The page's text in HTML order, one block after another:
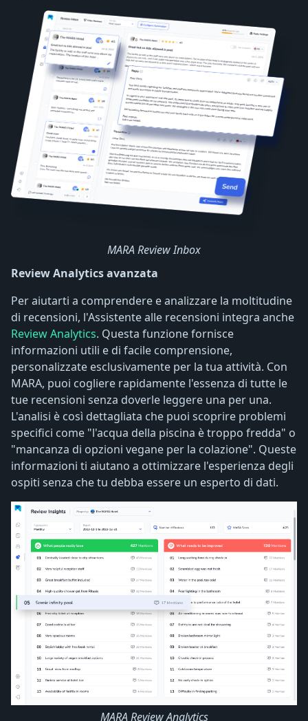
MARA Review Inbox
Review Analytics avanzata
Per aiutarti a comprendere e analizzare la moltitudine
di recensioni, l'Assistente alle recensioni integra anche
Review Analytics. Questa funzione fornisce
informazioni utili e di facile comprensione,
personalizzate esclusivamente per la tua attività. Con
MARA, puoi cogliere rapidamente l'essenza di tutte le
tue recensioni senza doverle leggere una per una.
L'analisi è così dettagliata che puoi scoprire problemi
specifici come "l'acqua della piscina è troppo fredda" o
"mancanza di opzioni vegane per la colazione". Queste
informazioni ti aiutano a ottimizzare l'esperienza degli
ospiti senza che tu debba essere un esperto di dati.
MARA Review Analytics